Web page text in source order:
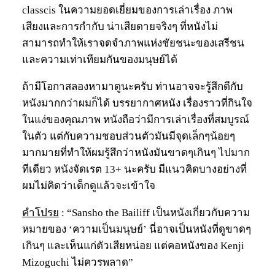
classcis ในความยอดเยี่ยมของการเล่าเรื่อง ภาพ
เสียงและการกำกับ น่าเสียดายจริงๆ ที่หนังไม่
สามารถทำให้เราจดจำภาพแห่งชัยชนะของเสรีชน
และความเท่าเทียมกันของมนุษย์ได้
ถ้ามีโอกาสลองหามาดูนะครับ ท่านอาจจะรู้สึกดีกับ
หนังมากกว่าผมก็ได้ บรรยากาศหนัง เรื่องราวที่กินใจ
ในแง่ของคุณภาพ หนังถือว่ามีการเล่าเรื่องที่สมบูรณ์
ในตัว แต่กับความชอบส่วนตัวมันมีจุดเล็กๆน้อยๆ
มากมายที่ทำให้ผมรู้สึกว่าหนังมันขาดๆเกินๆ ไปมาก
ทีเดียว หนังจัดเรต 13+ นะครับ มีแนวคิดบางอย่างที่
ผมไม่คิดว่าเด็กดูแล้วจะเข้าใจ
คำโปรย : “Sansho the Bailiff เป็นหนังเกี่ยวกับความ
หมายของ ‘ความเป็นมนุษย์’ นี่อาจเป็นหนังที่ดูขาดๆ
เกินๆ และเห็นแก่ตัวเสียหน่อย แต่คอหนังของ Kenji
Mizoguchi ไม่ควรพลาด”